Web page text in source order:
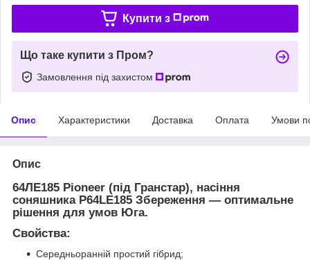
Купити з
Що таке купити з Пром?
Замовлення під захистом
Опис Характеристики Доставка Оплата Умови
Опис
64ЛЕ185 Pioneer (під Гранстар), насіння
соняшника P64LE185 Збереження — оптимальне
рішення для умов Юга.
Свойства:
Середньоранній простий гібрид;